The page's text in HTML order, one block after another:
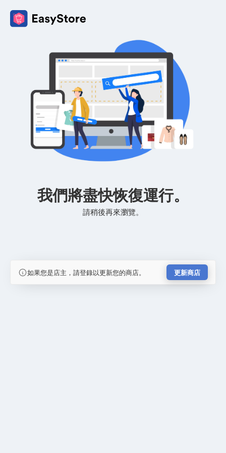
我們將盡快恢復運行。
請稍後再來瀏覽。
如果您是店主，請登錄以更新您的商店。 更新商店